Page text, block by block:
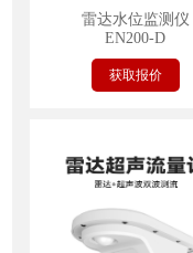
雷达水位监测仪
EN200-D
获取报价